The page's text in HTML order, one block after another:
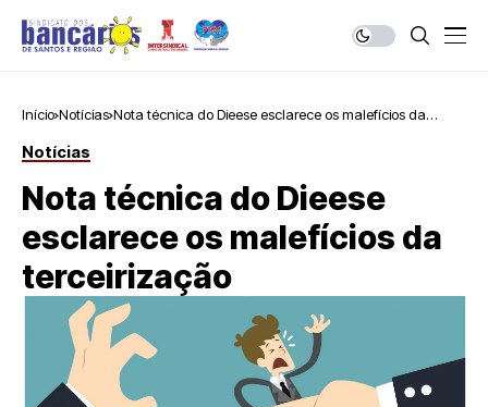
Início Notícias Nota técnica do Dieese esclarece os malefícios da
Notícias
Nota técnica do Dieese
esclarece os malefícios da
terceirização